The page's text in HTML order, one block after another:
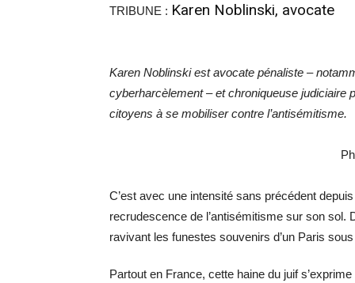
TRIBUNE : Karen Noblinski, avocate
Karen Noblinski est avocate pénaliste –
cyberharcèlement – et chroniqueuse judiciaire
citoyens à se mobiliser contre l’antisémitisme.
C’est avec une intensité sans précédent
recrudescence de l’antisémitisme sur son sol.
ravivant les funestes souvenirs d’un Paris sous
Partout en France, cette haine du juif